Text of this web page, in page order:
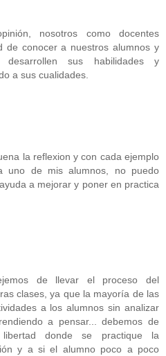
nosotros como docentes
de conocer a nuestros alumnos y
sus habilidades y
a sus cualidades.
la reflexion y con cada ejemplo
uno de mis alumnos, no puedo
a mejorar y poner en practica
de llevar el proceso del
clases, ya que la mayoría de las
a los alumnos sin analizar
a pensar... debemos de
donde se practique la
y a si el alumno poco a poco